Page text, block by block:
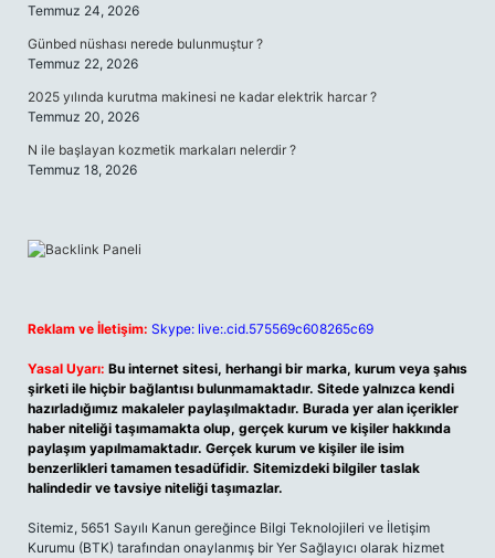
Temmuz 24, 2026
Günbed nüshası nerede bulunmuştur ?
Temmuz 22, 2026
2025 yılında kurutma makinesi ne kadar elektrik harcar ?
Temmuz 20, 2026
N ile başlayan kozmetik markaları nelerdir ?
Temmuz 18, 2026
Reklam ve İletişim: Skype: live:.cid.575569c608265c69
Yasal Uyarı: Bu internet sitesi, herhangi bir marka, kurum veya şahıs
şirketi ile hiçbir bağlantısı bulunmamaktadır. Sitede yalnızca kendi
hazırladığımız makaleler paylaşılmaktadır. Burada yer alan içerikler
haber niteliği taşımamakta olup, gerçek kurum ve kişiler hakkında
paylaşım yapılmamaktadır. Gerçek kurum ve kişiler ile isim
benzerlikleri tamamen tesadüfidir. Sitemizdeki bilgiler taslak
halindedir ve tavsiye niteliği taşımazlar.
Sitemiz, 5651 Sayılı Kanun gereğince Bilgi Teknolojileri ve İletişim
Kurumu (BTK) tarafından onaylanmış bir Yer Sağlayıcı olarak hizmet